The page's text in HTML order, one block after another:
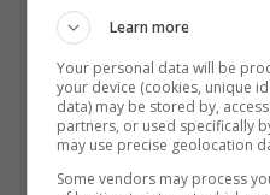
Republika E Çekisë
Kombëtarja E Kosovës
Learn more
Your personal data will be
your device (cookies, unique
data) may be stored by,
partners, or used specifically
may use precise geolocation
Some vendors may process